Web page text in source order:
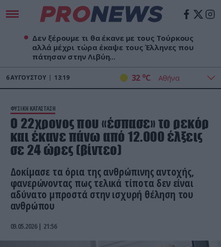
Δεν ξέρουμε τι θα έκανε με τους Τούρκους
αλλά μέχρι τώρα έκαψε τους Έλληνες που
πάτησαν στην Λιβύη...
6ΑΥΓΟΎΣΤΟΥ 13:19 32 oC
ΦΥΣΙΚΗ ΚΑΤΑΣΤΑΣΗ
Ο 22χρονος που «έσπασε» το ρεκόρ
και έκανε πάνω από 12.000 έλξεις
σε 24 ώρες (βίντεο)
Δοκίμασε τα όρια της ανθρώπινης αντοχής,
φανερώνοντας πως τελικά τίποτα δεν είναι
αδύνατο μπροστά στην ισχυρή θέληση του
ανθρώπου
09.05.2026 | 21:56